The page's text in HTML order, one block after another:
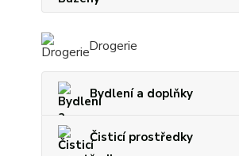
Drogerie
Bydlení a doplňky
Čisticí prostředky